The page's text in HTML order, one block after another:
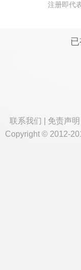
注册即代
联系我们 免责声明
Copyright © 2012-